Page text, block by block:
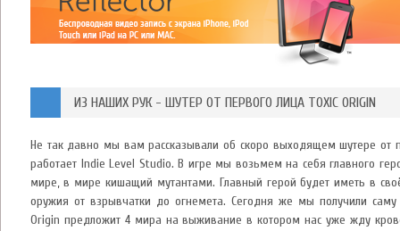
ИЗ НАШИХ РУК - ШУТЕР ОТ ПЕРВОГО ЛИЦА TOXIC ORIGIN
Не так давно мы вам рассказывали об скоро выходящем шутере от
работает Indie Level Studio. В игре мы возьмем на себя главного
мире, в мире кишащий мутантами. Главный герой будет иметь в
оружия от взрывчатки до огнемета. Сегодня же мы получили саму
Origin предложит 4 мира на выживание в котором нас уже жду